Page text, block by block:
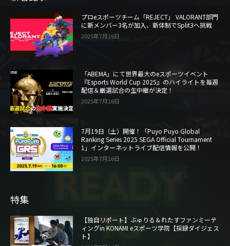
プロeスポーツチーム「REJECT」 VALORANT部門
に新メンバー3名が加入、新体制でSplit3へ挑戦
2025年7月16日
「ABEMA」にて世界最大のeスポーツイベント
『Esports World Cup 2025』のハイライトを毎週
配信＆厳選試合の生中継が決定！
2025年7月16日
7月19日（土）開催！「Puyo Puyo Global
Ranking Series 2025 SEGA Official Tournament
1」インターネットライブ配信情報を公開！
2025年7月16日
特集
【独自リポート】ぶゅりる＆れたすファンミーテ
ィングin KONAMI eスポーツ学院【採録ダイジェス
ト】